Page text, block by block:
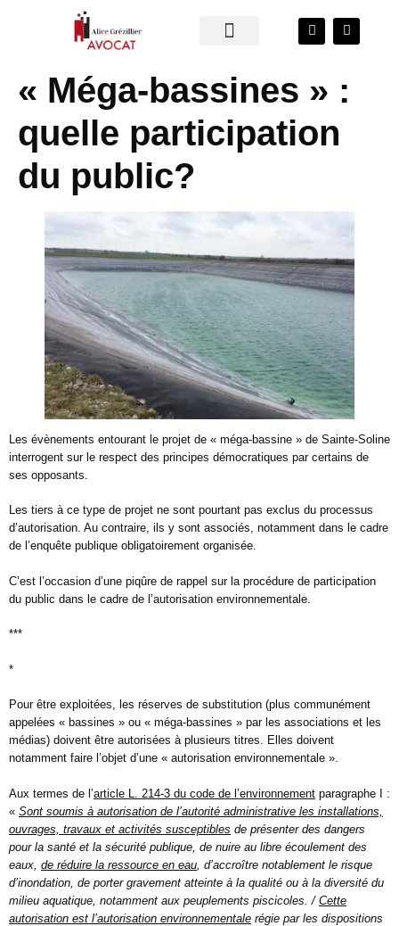
« Méga-bassines » :
quelle participation
du public?
Les évènements entourant le projet de « méga-bassine » de Sainte-Soline
interrogent sur le respect des principes démocratiques par certains de
ses opposants.
Les tiers à ce type de projet ne sont pourtant pas exclus du processus
d’autorisation. Au contraire, ils y sont associés, notamment dans le cadre
de l’enquête publique obligatoirement organisée.
C’est l’occasion d’une piqûre de rappel sur la procédure de participation
du public dans le cadre de l’autorisation environnementale.
***
*
Pour être exploitées, les réserves de substitution (plus communément
appelées « bassines » ou « méga-bassines » par les associations et les
médias) doivent être autorisées à plusieurs titres. Elles doivent
notamment faire l’objet d’une « autorisation environnementale ».
Aux termes de l’article L. 214-3 du code de l’environnement paragraphe I :
« Sont soumis à autorisation de l’autorité administrative les installations,
ouvrages, travaux et activités susceptibles de présenter des dangers
pour la santé et la sécurité publique, de nuire au libre écoulement des
eaux, de réduire la ressource en eau , d’accroître notablement le risque
d’inondation, de porter gravement atteinte à la qualité ou à la diversité du
milieu aquatique, notamment aux peuplements piscicoles. / Cette
autorisation est l’autorisation environnementale régie par les dispositions